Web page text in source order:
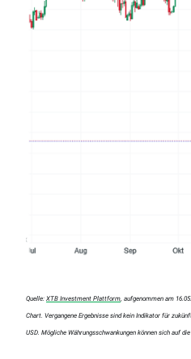
Quelle: XTB Investment Plattform , aufgenommen am
Chart. Vergangene Ergebnisse sind kein Indikator für
USD. Mögliche Währungsschwankungen können sich auf